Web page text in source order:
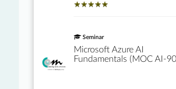
★★★★★
★★★★★
Seminar
Microsoft Azure AI
Fundamentals (MOC AI-